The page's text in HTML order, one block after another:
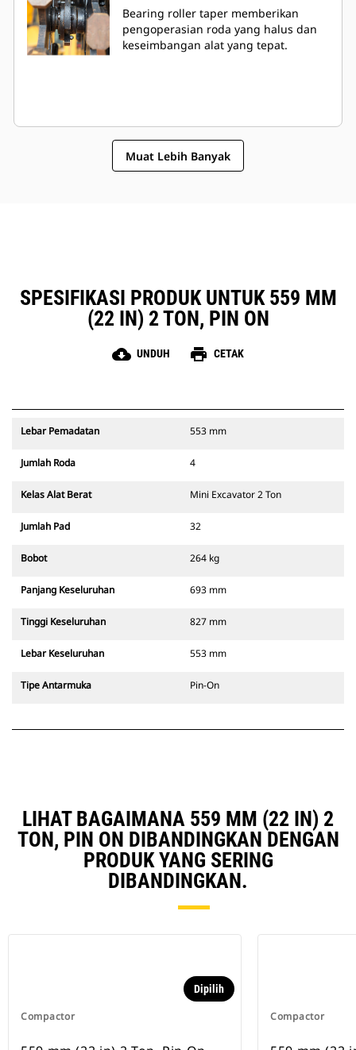
Bearing roller taper memberikan
pengoperasian roda yang halus dan
keseimbangan alat yang tepat.
Muat Lebih Banyak
SPESIFIKASI PRODUK UNTUK 559 MM
(22 IN) 2 TON, PIN ON
cloud_download UNDUH print CETAK
Lebar Pemadatan 553 mm
Jumlah Roda 4
Kelas Alat Berat Mini Excavator 2 Ton
Jumlah Pad 32
Bobot 264 kg
Panjang Keseluruhan 693 mm
Tinggi Keseluruhan 827 mm
Lebar Keseluruhan 553 mm
Tipe Antarmuka Pin-On
LIHAT BAGAIMANA 559 MM (22 IN) 2
TON, PIN ON DIBANDINGKAN DENGAN
PRODUK YANG SERING
DIBANDINGKAN.
Compactor
Dipilih
Compactor